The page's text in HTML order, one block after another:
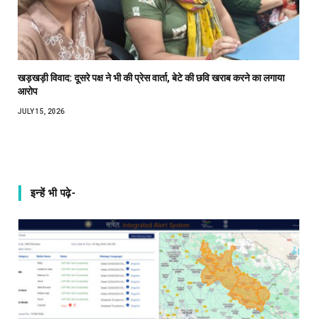
खड़खड़ी विवाद: दूसरे पक्ष ने भी की प्रेस वार्ता, बेटे की छवि खराब करने का लगाया
आरोप
JULY 15, 2026
इन्हें भी पढ़े-